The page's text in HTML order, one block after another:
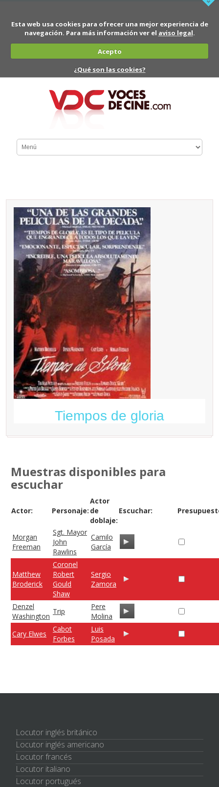
Esta web usa cookies para ofrecer una mejor experiencia de
navegación. Para más información ver el aviso legal.
Acepto
¿Qué son las cookies?
Tiempos de gloria
Muestras disponibles para
escuchar
Actor: Personaje:
Actor
de
doblaje:
Escuchar:
Morgan
Freeman
Sgt. Mayor
John
Rawlins
Camilo
García
Matthew
Broderick
Coronel
Robert
Gould
Shaw
Sergio
Zamora
Denzel
Washington
Trip
Pere
Molina
Cary Elwes
Cabot
Forbes
Luis
Posada
Locutor inglés británico
Locutor inglés americano
Locutor francés
Locutor italiano
Locutor portugués